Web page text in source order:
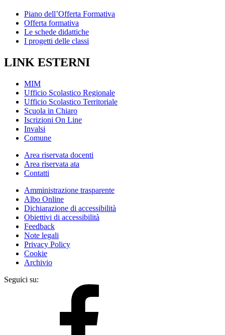
Piano dell’Offerta Formativa
Offerta formativa
Le schede didattiche
I progetti delle classi
LINK ESTERNI
MIM
Ufficio Scolastico Regionale
Ufficio Scolastico Territoriale
Scuola in Chiaro
Iscrizioni On Line
Invalsi
Comune
Area riservata docenti
Area riservata ata
Contatti
Amministrazione trasparente
Albo Online
Dichiarazione di accessibilità
Obiettivi di accessibilità
Feedback
Note legali
Privacy Policy
Cookie
Archivio
Seguici su: